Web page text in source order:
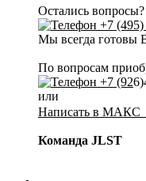
Остались
+7
Мы всегда готовы
По вопросам
+7 (92
или
Написать в
Команда JLST